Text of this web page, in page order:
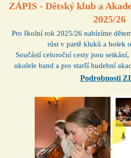
ZÁPIS - Dětský klub a
2025/26
Pro školní rok 2025/26 nabízíme
růst v partě kluků a holek
Součástí celoroční cesty jsou
ukulele band a pro starší hudební
Podrobnosti